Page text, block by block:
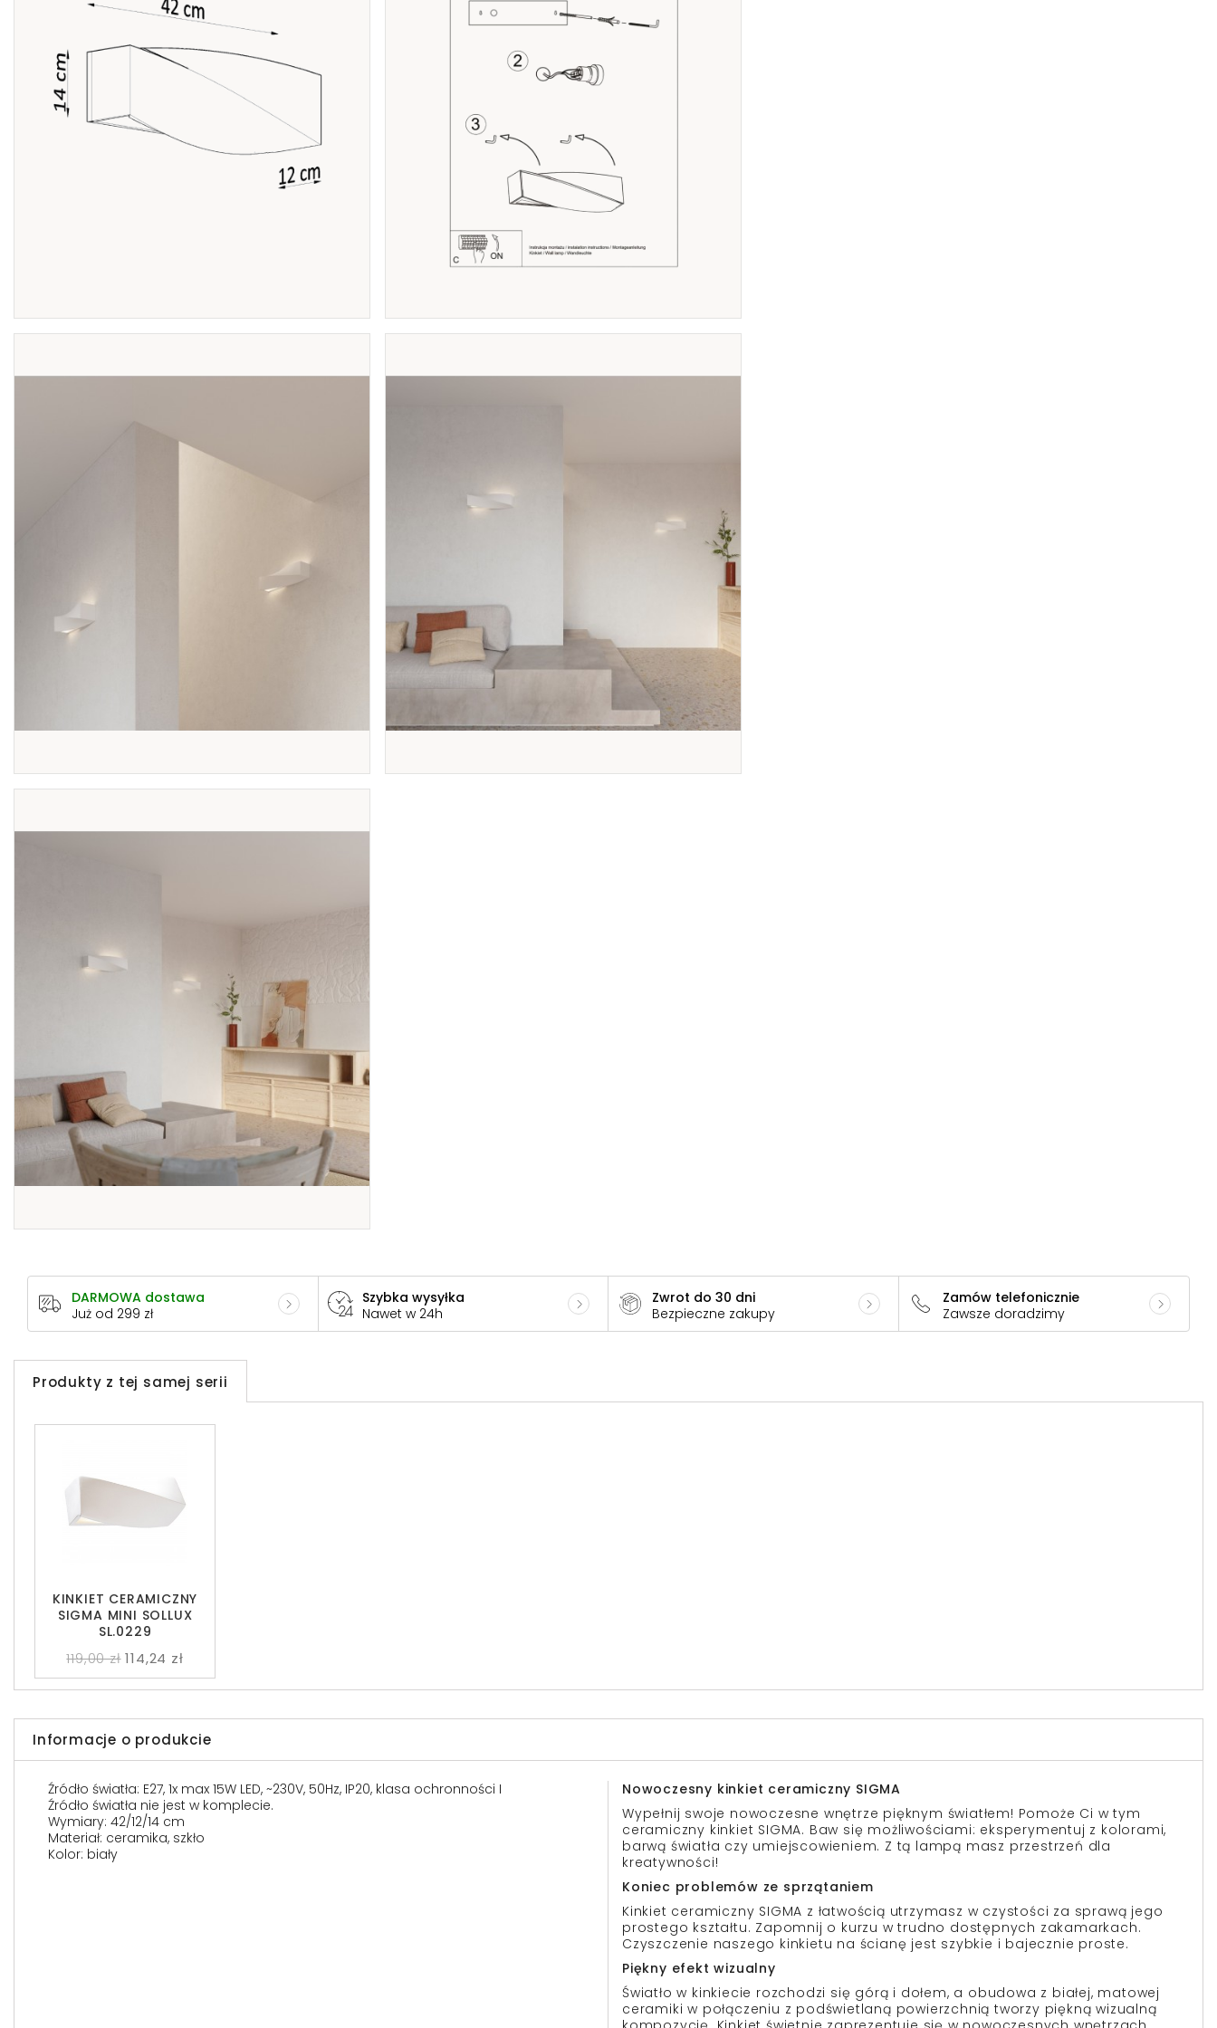
DARMOWA dostawa
Już od 299 zł
Szybka wysyłka
Nawet w 24h
Zwrot do 30 dni
Bezpieczne zakupy
Zamów telefonicznie
Zawsze doradzimy
Produkty z tej samej serii
KINKIET CERAMICZNY
SIGMA MINI SOLLUX
SL.0229
119,00 zł 114,24 zł
Informacje o produkcie
Źródło światła: E27, 1x max 15W LED, ~230V, 50Hz, IP20, klasa ochronności I
Źródło światła nie jest w komplecie.
Wymiary: 42/12/14 cm
Materiał: ceramika, szkło
Kolor: biały
Nowoczesny kinkiet ceramiczny SIGMA
Wypełnij swoje nowoczesne wnętrze pięknym światłem! Pomoże Ci w tym
ceramiczny kinkiet SIGMA. Baw się możliwościami: eksperymentuj z kolorami,
barwą światła czy umiejscowieniem. Z tą lampą masz przestrzeń dla
kreatywności!
Koniec problemów ze sprzątaniem
Kinkiet ceramiczny SIGMA z łatwością utrzymasz w czystości za sprawą jego
prostego kształtu. Zapomnij o kurzu w trudno dostępnych zakamarkach.
Czyszczenie naszego kinkietu na ścianę jest szybkie i bajecznie proste.
Piękny efekt wizualny
Światło w kinkiecie rozchodzi się górą i dołem, a obudowa z białej, matowej
ceramiki w połączeniu z podświetlaną powierzchnią tworzy piękną wizualną